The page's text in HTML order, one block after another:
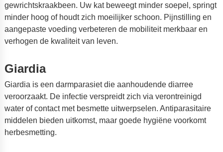
gewrichtskraakbeen. Uw kat beweegt minder soepel, springt
minder hoog of houdt zich moeilijker schoon. Pijnstilling en
aangepaste voeding verbeteren de mobiliteit merkbaar en
verhogen de kwaliteit van leven.
Giardia
Giardia is een darmparasiet die aanhoudende diarree
veroorzaakt. De infectie verspreidt zich via verontreinigd
water of contact met besmette uitwerpselen. Antiparasitaire
middelen bieden uitkomst, maar goede hygiëne voorkomt
herbesmetting.